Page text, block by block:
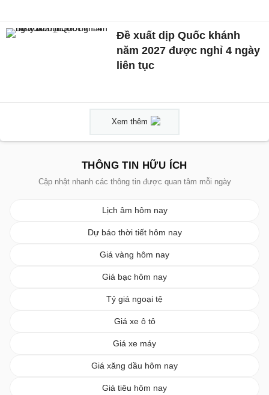
Đề xuất dịp Quốc khánh
năm 2027 được nghỉ 4 ngày
liên tục
Xem thêm
THÔNG TIN HỮU ÍCH
Cập nhật nhanh các thông tin được quan tâm mỗi ngày
Lịch âm hôm nay
Dự báo thời tiết hôm nay
Giá vàng hôm nay
Giá bạc hôm nay
Tỷ giá ngoại tệ
Giá xe ô tô
Giá xe máy
Giá xăng dầu hôm nay
Giá tiêu hôm nay